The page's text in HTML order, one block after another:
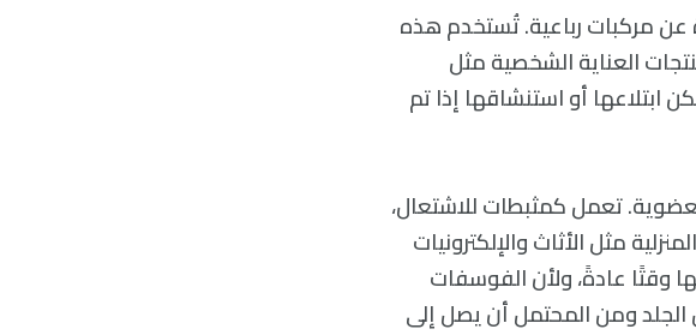
عن مركبات رباعية. تُستخدم هذه
العناية الشخصية مثل
ابتلاعها أو استنشاقها إذا تم
تعمل كمثبطات للاشتعال،
مثل الأثاث والإلكترونيات
وقتًا عادةً، ولأن الفوسفات
ومن المحتمل أن يصل إلى